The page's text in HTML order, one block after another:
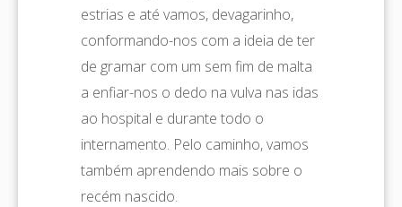
estrias e até vamos, devagarinho,
conformando-nos com a ideia de ter
de gramar com um sem fim de malta
a enfiar-nos o dedo na vulva nas idas
ao hospital e durante todo o
internamento. Pelo caminho, vamos
também aprendendo mais sobre o
recém nascido.